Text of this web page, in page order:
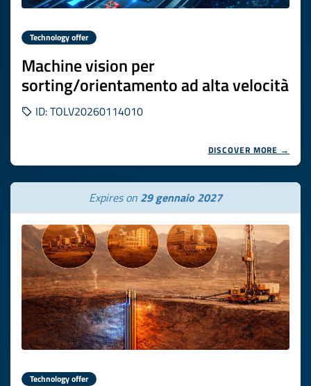
Technology offer
Machine vision per
sorting/orientamento ad alta velocità
ID: TOLV20260114010
DISCOVER MORE →
Expires on 29 gennaio 2027
Technology offer